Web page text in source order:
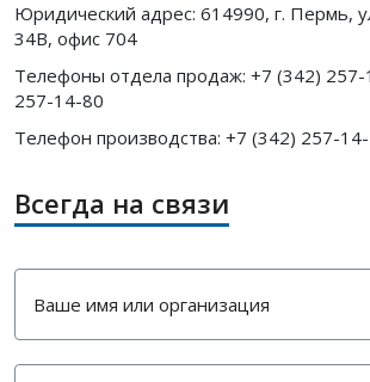
Юридический адрес: 614990, г. Пермь,
34В, офис 704
Телефоны отдела продаж: +7 (342)
257-14-80
Телефон производства: +7 (342) 257-
Всегда на связи